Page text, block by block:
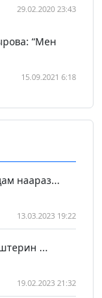
29.02.2020 23:43
“Мен
15.09.2021 6:18
наараз...
13.03.2023 19:22
...
19.02.2023 21:32